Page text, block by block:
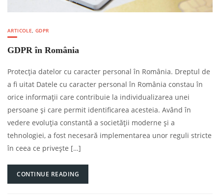
ARTICOLE,GDPR
GDPR în România
Protecția datelor cu caracter personal în România. Dreptul de
a fi uitat Datele cu caracter personal în România constau în
orice informații care contribuie la individualizarea unei
persoane și care permit identificarea acesteia. Având în
vedere evoluția constantă a societății moderne și a
tehnologiei, a fost necesară implementarea unor reguli stricte
în ceea ce privește […]
CONTINUE READING